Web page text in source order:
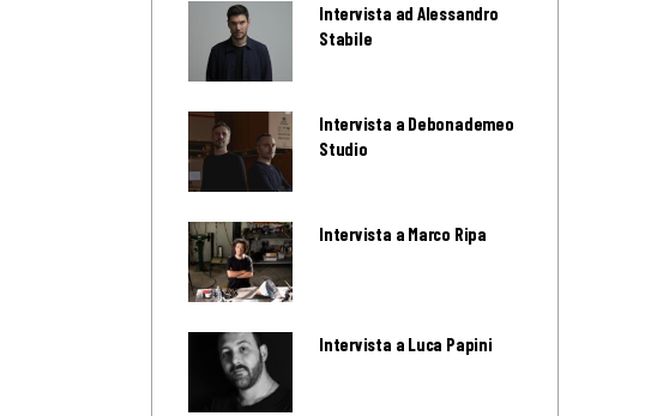
Intervista ad Alessandro
Stabile
Intervista a Debonademeo
Studio
Intervista a Marco Ripa
Intervista a Luca Papini